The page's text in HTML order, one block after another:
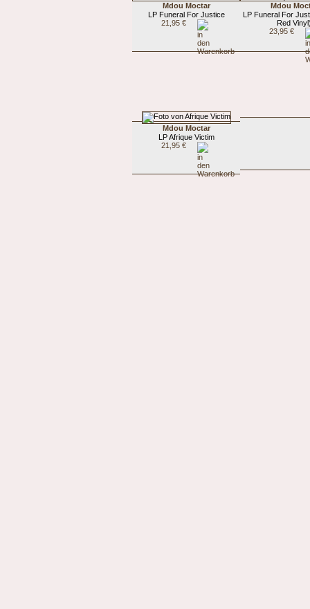
Mdou Moctar
LP Funeral For Justice
21,95 €
Mdou
LP Funeral For
Red
23,95 €
Mdou Moctar
LP Afrique Victim
21,95 €